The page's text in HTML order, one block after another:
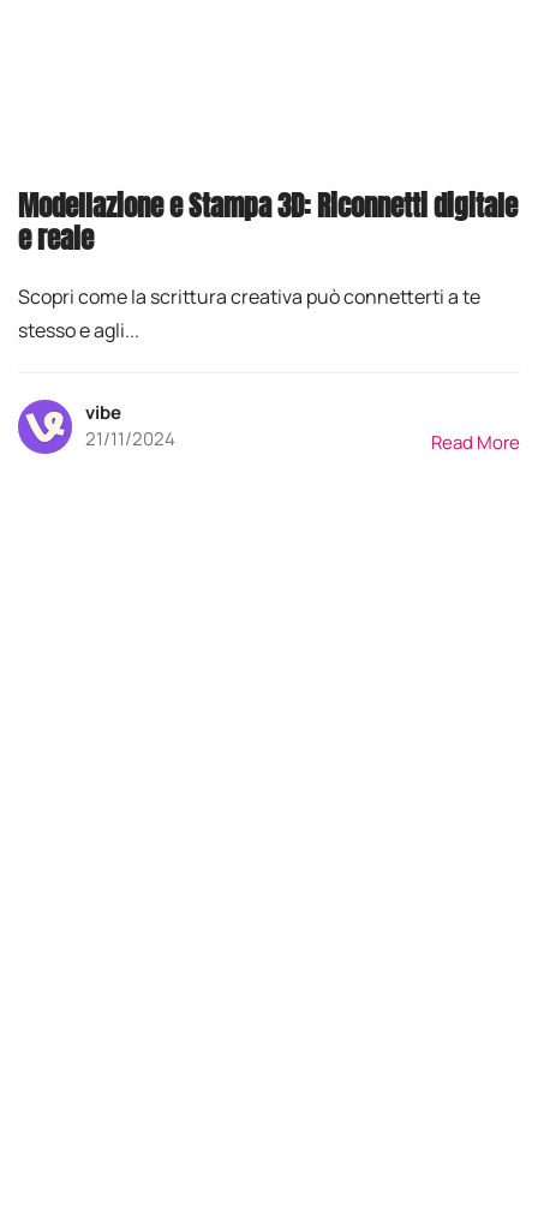
Modellazione e Stampa 3D: Riconnetti digitale
e reale
Scopri come la scrittura creativa può connetterti a te
stesso e agli...
vibe
21/11/2024
Read More